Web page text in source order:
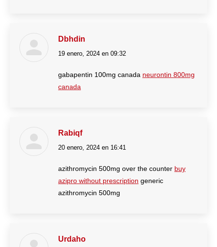
Dbhdin
dice:
19 enero, 2024 en 09:32
gabapentin 100mg canada neurontin 800mg
canada
Rabiqf
dice:
20 enero, 2024 en 16:41
azithromycin 500mg over the counter buy
azipro without prescription generic
azithromycin 500mg
Urdaho